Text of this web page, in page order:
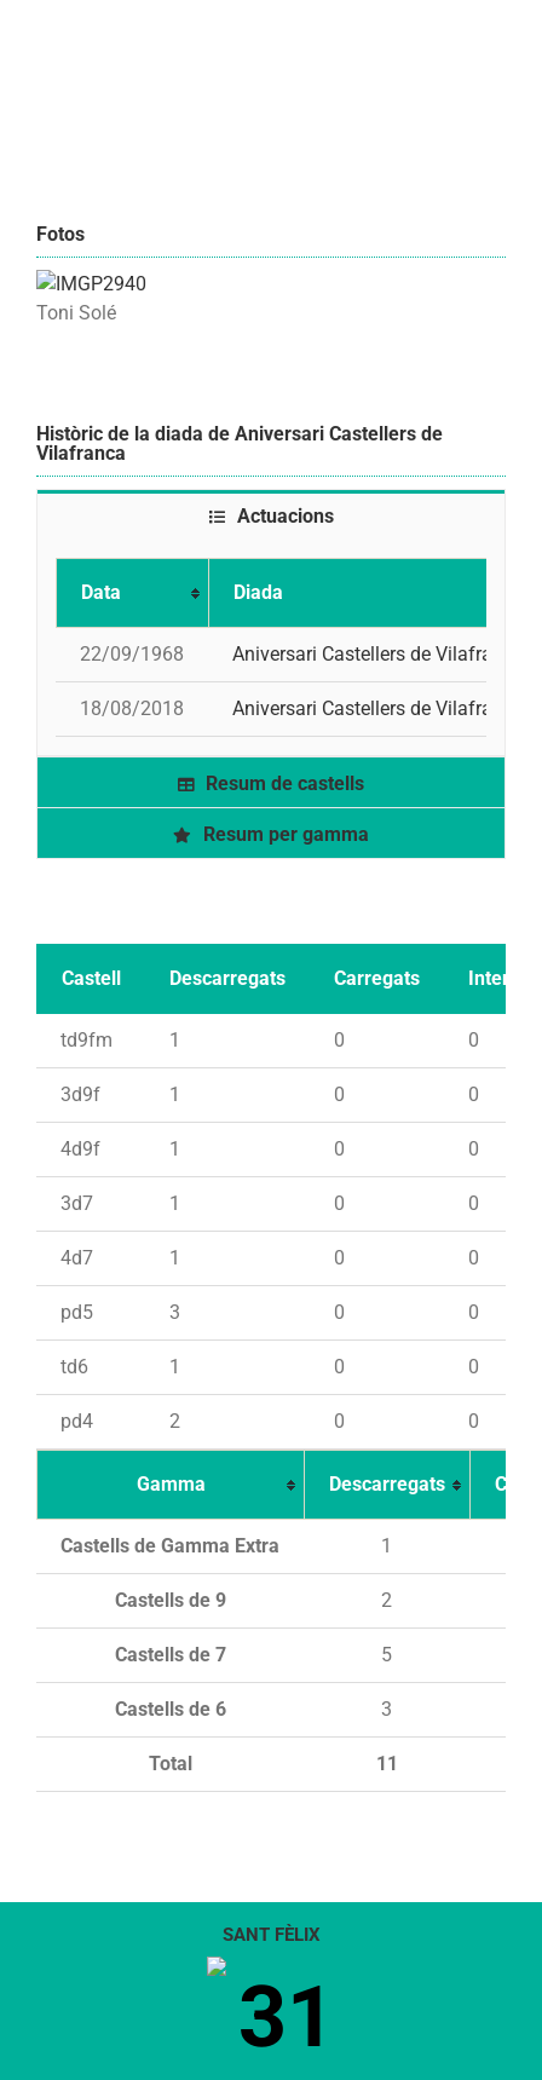
Fotos
Toni Solé
Històric de la diada de Aniversari Castellers de
Vilafranca
Actuacions
Data Diada
22/09/1968 Aniversari Castellers de Vilafranca
18/08/2018 Aniversari Castellers de Vilafranca
Resum de castells
Resum per gamma
Castell Descarregats Carregats Intents
td9fm 1 0 0
3d9f 1 0 0
4d9f 1 0 0
3d7 1 0 0
4d7 1 0 0
pd5 3 0 0
td6 1 0 0
pd4 2 0 0
Gamma Descarregats
Total 11
Castells de Gamma Extra 1
Castells de 9 2
Castells de 7 5
Castells de 6 3
SANT FÈLIX
31